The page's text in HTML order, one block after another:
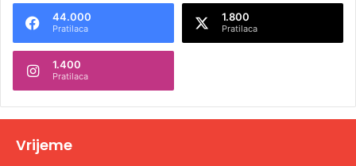
n
t
v
44.000
Pratilaca
1.800
Pratilaca
1.400
Pratilaca
Vrijeme